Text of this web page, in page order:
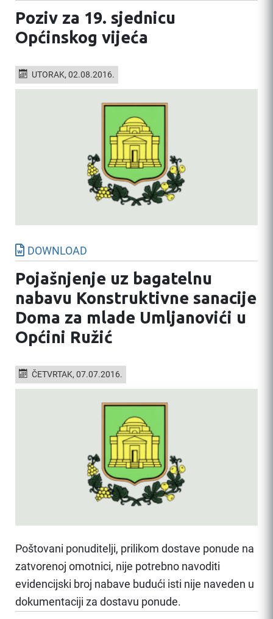
Poziv za 19. sjednicu
Općinskog vijeća
UTORAK, 02.08.2016.
DOWNLOAD
Pojašnjenje uz bagatelnu
nabavu Konstruktivne sanacije
Doma za mlade Umljanovići u
Općini Ružić
ČETVRTAK, 07.07.2016.
Poštovani ponuditelji, prilikom dostave ponude na
zatvorenoj omotnici, nije potrebno navoditi
evidencijski broj nabave budući isti nije naveden u
dokumentaciji za dostavu ponude.